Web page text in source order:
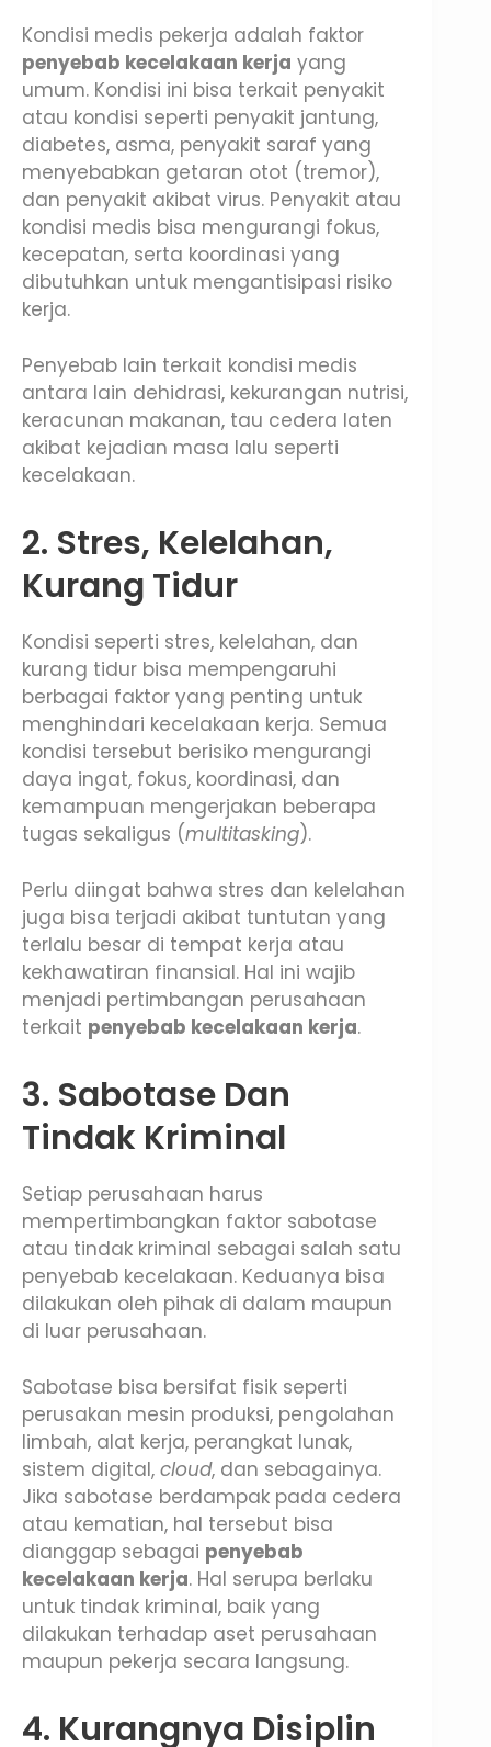
Kondisi medis pekerja adalah faktor
penyebab kecelakaan kerja yang
umum. Kondisi ini bisa terkait penyakit
atau kondisi seperti penyakit jantung,
diabetes, asma, penyakit saraf yang
menyebabkan getaran otot (tremor),
dan penyakit akibat virus. Penyakit atau
kondisi medis bisa mengurangi fokus,
kecepatan, serta koordinasi yang
dibutuhkan untuk mengantisipasi risiko
kerja.
Penyebab lain terkait kondisi medis
antara lain dehidrasi, kekurangan nutrisi,
keracunan makanan, tau cedera laten
akibat kejadian masa lalu seperti
kecelakaan.
2. Stres, Kelelahan,
Kurang Tidur
Kondisi seperti stres, kelelahan, dan
kurang tidur bisa mempengaruhi
berbagai faktor yang penting untuk
menghindari kecelakaan kerja. Semua
kondisi tersebut berisiko mengurangi
daya ingat, fokus, koordinasi, dan
kemampuan mengerjakan beberapa
tugas sekaligus (multitasking).
Perlu diingat bahwa stres dan kelelahan
juga bisa terjadi akibat tuntutan yang
terlalu besar di tempat kerja atau
kekhawatiran finansial. Hal ini wajib
menjadi pertimbangan perusahaan
terkait penyebab kecelakaan kerja.
3. Sabotase Dan
Tindak Kriminal
Setiap perusahaan harus
mempertimbangkan faktor sabotase
atau tindak kriminal sebagai salah satu
penyebab kecelakaan. Keduanya bisa
dilakukan oleh pihak di dalam maupun
di luar perusahaan.
Sabotase bisa bersifat fisik seperti
perusakan mesin produksi, pengolahan
limbah, alat kerja, perangkat lunak,
sistem digital, cloud, dan sebagainya.
Jika sabotase berdampak pada cedera
atau kematian, hal tersebut bisa
dianggap sebagai penyebab
kecelakaan kerja. Hal serupa berlaku
untuk tindak kriminal, baik yang
dilakukan terhadap aset perusahaan
maupun pekerja secara langsung.
4. Kurangnya Disiplin